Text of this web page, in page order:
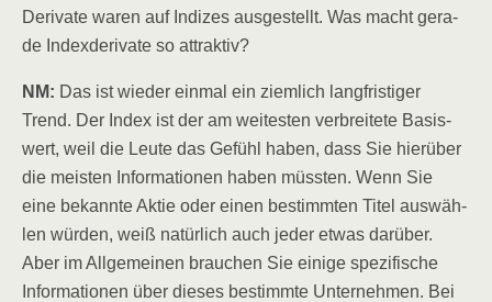
Deri­va­te waren auf Indi­zes aus­ge­stellt. Was macht gera­
de Index­de­ri­va­te so attrak­tiv?
NM: Das ist wie­der ein­mal ein ziem­lich lang­fris­ti­ger
Trend. Der Index ist der am wei­tes­ten ver­brei­te­te Basis­
wert, weil die Leu­te das Gefühl haben, dass Sie hier­über
die meis­ten Infor­ma­tio­nen haben müss­ten. Wenn Sie
eine bekann­te Aktie oder einen bestimm­ten Titel aus­wäh­
len wür­den, weiß natür­lich auch jeder etwas dar­über.
Aber im All­ge­mei­nen brau­chen Sie eini­ge spe­zi­fi­sche
Infor­ma­tio­nen über die­ses bestimm­te Unter­neh­men. Bei